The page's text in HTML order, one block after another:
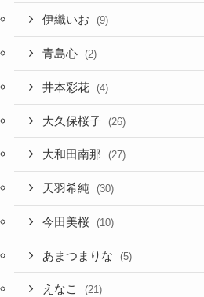
伊織いお (9)
青島心 (2)
井本彩花 (4)
大久保桜子 (26)
大和田南那 (27)
天羽希純 (30)
今田美桜 (10)
あまつまりな (5)
えなこ (21)